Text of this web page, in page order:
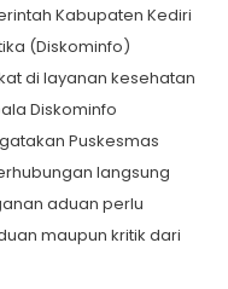
Kabupaten Kediri
(Diskominfo)
di layanan kesehatan
Diskominfo
Puskesmas
langsung
aduan perlu
maupun kritik dari